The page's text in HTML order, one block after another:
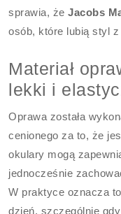
sprawia, żeJacobs
osób, które lubią styl
Materiał
lekki i
Oprawa została
cenionego za to, że
okulary mogą
jednocześnie
W praktyce oznacza
dzień, szczególnie